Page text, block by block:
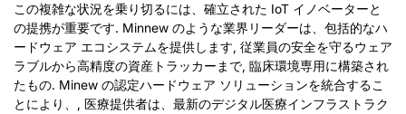
この複雑な状況を乗り切るには、確立された IoT イノベーターと
の提携が重要です. Minnew のような業界リーダーは、包括的なハ
ードウェア エコシステムを提供します, 従業員の安全を守るウェア
ラブルから高精度の資産トラッカーまで, 臨床環境専用に構築され
たもの. Minew の認定ハードウェア ソリューションを統合するこ
とにより、, 医療提供者は、最新のデジタル医療インフラストラク